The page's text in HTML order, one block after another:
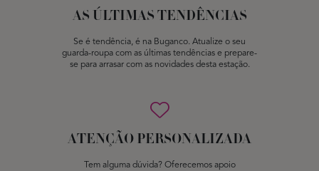
AS ÚLTIMAS TENDÊNCIAS
Se é tendência, é na Buganco. Atualize o seu
guarda-roupa com as últimas tendências e prepare-
se para arrasar com as novidades desta estação.
ATENÇÃO PERSONALIZADA
Tem alguma dúvida? Oferecemos apoio